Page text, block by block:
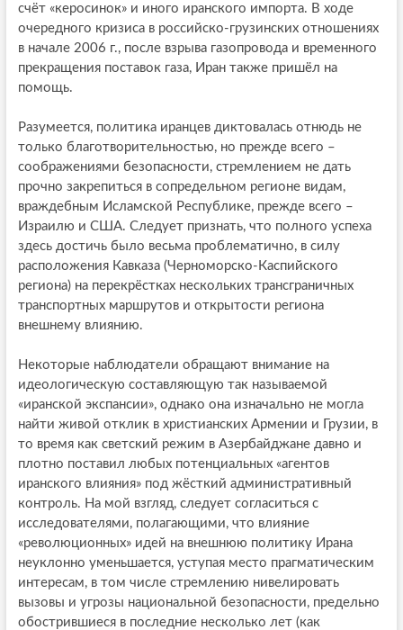
счёт «керосинок» и иного иранского импорта. В ходе
очередного кризиса в российско-грузинских отношениях
в начале 2006 г., после взрыва газопровода и временного
прекращения поставок газа, Иран также пришёл на
помощь.
Разумеется, политика иранцев диктовалась отнюдь не
только благотворительностью, но прежде всего –
соображениями безопасности, стремлением не дать
прочно закрепиться в сопредельном регионе видам,
враждебным Исламской Республике, прежде всего –
Израилю и США. Следует признать, что полного успеха
здесь достичь было весьма проблематично, в силу
расположения Кавказа (Черноморско-Каспийского
региона) на перекрёстках нескольких трансграничных
транспортных маршрутов и открытости региона
внешнему влиянию.
Некоторые наблюдатели обращают внимание на
идеологическую составляющую так называемой
«иранской экспансии», однако она изначально не могла
найти живой отклик в христианских Армении и Грузии, в
то время как светский режим в Азербайджане давно и
плотно поставил любых потенциальных «агентов
иранского влияния» под жёсткий административный
контроль. На мой взгляд, следует согласиться с
исследователями, полагающими, что влияние
«революционных» идей на внешнюю политику Ирана
неуклонно уменьшается, уступая место прагматическим
интересам, в том числе стремлению нивелировать
вызовы и угрозы национальной безопасности, предельно
обострившиеся в последние несколько лет (как